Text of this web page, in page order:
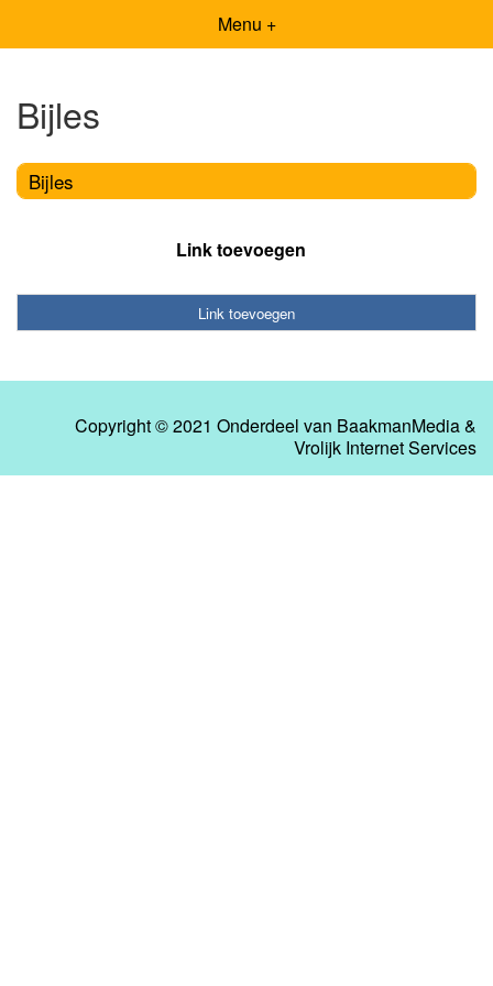
Menu +
Bijles
Bijles
Link toevoegen
Link toevoegen
Copyright © 2021 Onderdeel van BaakmanMedia&
Vrolijk Internet Services